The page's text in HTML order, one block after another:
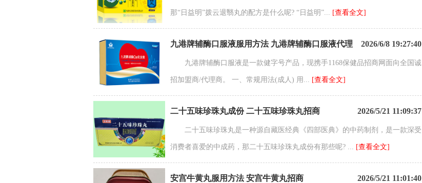
那“日益明”拨云退翳丸的配方是什么呢? “日益明”... [查看全文]
2026/6/8 19:27:40
九港牌辅酶口服液服用方法 九港牌辅酶口服液代理
九港牌辅酶口服液是一款健字号产品，现携手1168保健品招商网面向全国诚
招加盟商/代理商。 一、常规用法(成人) 用... [查看全文]
2026/5/21 11:09:37
二十五味珍珠丸成份 二十五味珍珠丸招商
二十五味珍珠丸是一种源自藏医经典《四部医典》的中药制剂，是一款深受
消费者喜爱的中成药，那二十五味珍珠丸成份有那些呢? ... [查看全文]
2026/5/21 11:01:40
安宫牛黄丸服用方法 安宫牛黄丸招商